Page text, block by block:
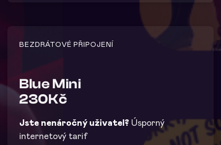
BEZDRÁTOVÉ PŘIPOJENÍ
Blue Mini
230Kč
Jste nenáročný uživatel? Úsporný
internetový tarif